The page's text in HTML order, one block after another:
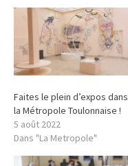
Faites le plein d’expos dans
la Métropole Toulonnaise !
5 août 2022
Dans "La Metropole"